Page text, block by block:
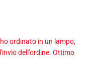
ordinato in un lampo,
dell'ordine. Ottimo